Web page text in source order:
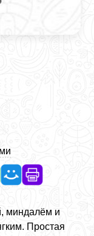
миндалём и
Простая